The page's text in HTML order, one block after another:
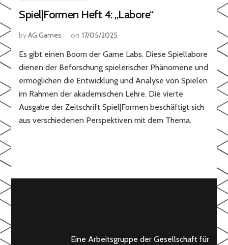
Spiel|Formen Heft 4: „Labore“
byAG Games on 17/05/2025
Es gibt einen Boom der Game Labs. Diese Spiellabore
dienen der Beforschung spielerischer Phänomene und
ermöglichen die Entwicklung und Analyse von Spielen
im Rahmen der akademischen Lehre. Die vierte
Ausgabe der Zeitschrift Spiel|Formen beschäftigt sich
aus verschiedenen Perspektiven mit dem Thema.
Eine Arbeitsgruppe der Gesellschaft für